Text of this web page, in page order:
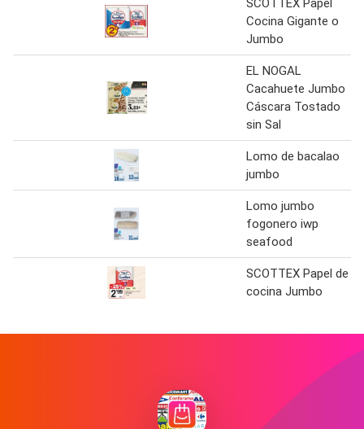
Cocina Gigante o
Jumbo
EL NOGAL
Cacahuete Jumbo
Cáscara Tostado
sin Sal
Lomo de bacalao
jumbo
Lomo jumbo
fogonero iwp
seafood
SCOTTEX Papel de
cocina Jumbo